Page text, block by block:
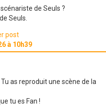
de Seuls ?
Seuls.
post
à 10h39
as reproduit une scène de la
tu es Fan !